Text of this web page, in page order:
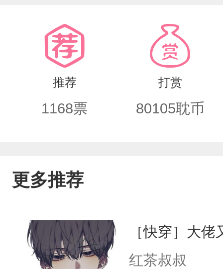
台，当起了病娇舔狗，难缠且动摇熊
等于……”熊：“禁止食用窝边草，吃了
皮青椒炒鸡蛋，真的很好吃，能不能
暖光线。
推荐
1168票
打赏
80105耽币
更多推荐
［快穿］大
红茶叔叔